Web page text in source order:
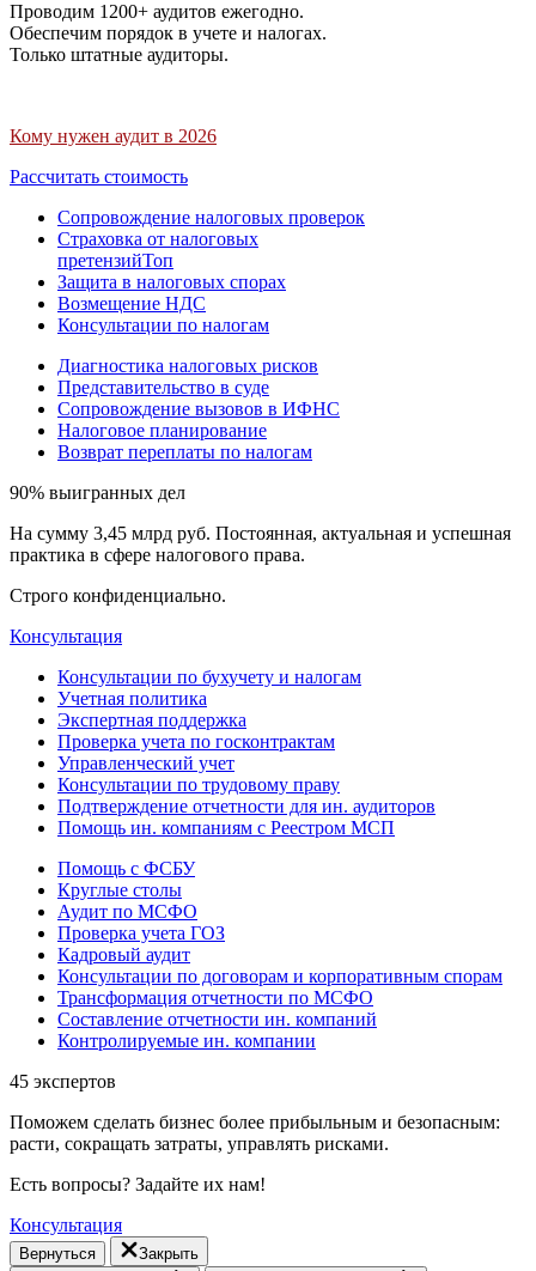
Проводим 1200+ аудитов ежегодно.
Обеспечим порядок в учете и налогах.
Только штатные аудиторы.
Кому нужен аудит в 2026
Рассчитать стоимость
Сопровождение налоговых проверок
Страховка от налоговых
претензийТоп
Защита в налоговых спорах
Возмещение НДС
Консультации по налогам
Диагностика налоговых рисков
Представительство в суде
Сопровождение вызовов в ИФНС
Налоговое планирование
Возврат переплаты по налогам
90% выигранных дел
На сумму 3,45 млрд руб. Постоянная, актуальная и успешная
практика в сфере налогового права.
Строго конфиденциально.
Консультация
Консультации по бухучету и налогам
Учетная политика
Экспертная поддержка
Проверка учета по госконтрактам
Управленческий учет
Консультации по трудовому праву
Подтверждение отчетности для ин. аудиторов
Помощь ин. компаниям с Реестром МСП
Помощь с ФСБУ
Круглые столы
Аудит по МСФО
Проверка учета ГОЗ
Кадровый аудит
Консультации по договорам и корпоративным спорам
Трансформация отчетности по МСФО
Составление отчетности ин. компаний
Контролируемые ин. компании
45 экспертов
Поможем сделать бизнес более прибыльным и безопасным:
расти, cокращать затраты, управлять рисками.
Есть вопросы? Задайте их нам!
Консультация
Вернуться
Закрыть